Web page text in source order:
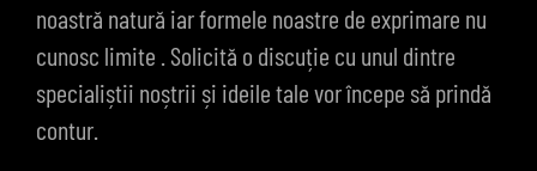
noastră natură iar formele noastre de exprimare nu
cunosc limite . Solicită o discuție cu unul dintre
specialiștii noștrii și ideile tale vor începe să prindă
contur.